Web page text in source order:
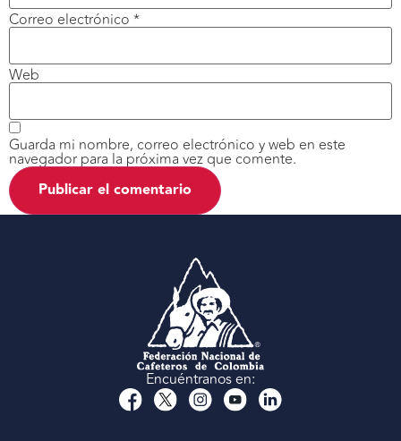
Correo electrónico *
Web
Guarda mi nombre, correo electrónico y web en este
navegador para la próxima vez que comente.
Encuéntranos en: